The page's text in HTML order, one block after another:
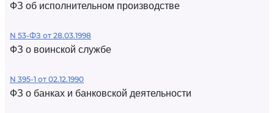
ФЗ об исполнительном производстве
N 53-ФЗ от 28.03.1998
ФЗ о воинской службе
N 395-1 от 02.12.1990
ФЗ о банках и банковской деятельности